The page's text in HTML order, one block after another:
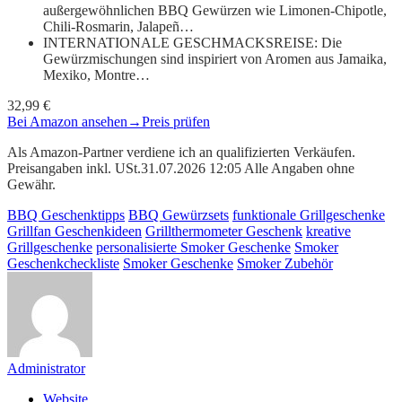
außergewöhnlichen BBQ Gewürzen wie Limonen-Chipotle,
Chili-Rosmarin, Jalapeñ…
INTERNATIONALE GESCHMACKSREISE: Die
Gewürzmischungen sind inspiriert von Aromen aus Jamaika,
Mexiko, Montre…
32,99 €
Bei Amazon ansehen→Preis prüfen
Als Amazon-Partner verdiene ich an qualifizierten Verkäufen.
Preisangaben inkl. USt.31.07.2026 12:05 Alle Angaben ohne
Gewähr.
BBQ Geschenktipps BBQ Gewürzsets funktionale Grillgeschenke
Grillfan Geschenkideen Grillthermometer Geschenk kreative
Grillgeschenke personalisierte Smoker Geschenke Smoker
Geschenkcheckliste Smoker Geschenke Smoker Zubehör
Administrator